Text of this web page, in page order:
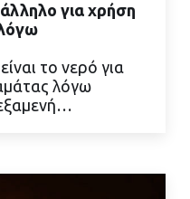
για χρήση
το νερό για
λόγω